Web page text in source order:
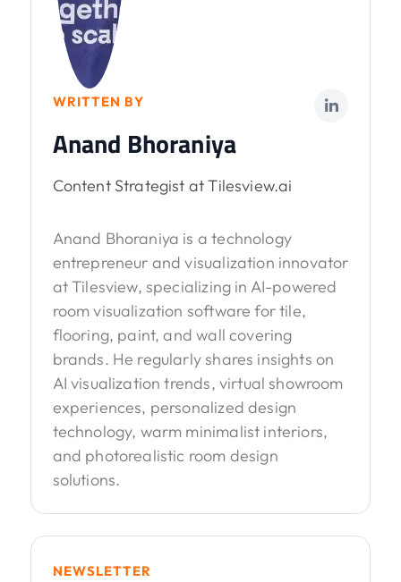
WRITTEN BY
Anand Bhoraniya
Content Strategist at Tilesview.ai
Anand Bhoraniya is a technology
entrepreneur and visualization innovator
at Tilesview, specializing in AI-powered
room visualization software for tile,
flooring, paint, and wall covering
brands. He regularly shares insights on
AI visualization trends, virtual showroom
experiences, personalized design
technology, warm minimalist interiors,
and photorealistic room design
solutions.
NEWSLETTER